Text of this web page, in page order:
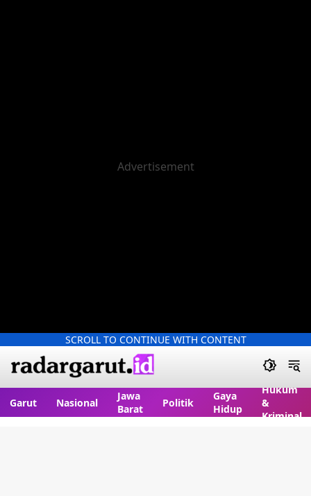
SCROLL TO CONTINUE WITH CONTENT
Garut Nasional
Jawa
Barat
Politik
Gaya
Hidup
Hukum
&
Kriminal